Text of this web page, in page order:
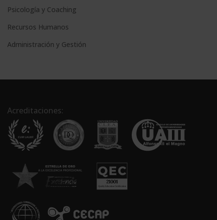
Psicología y Coaching
Recursos Humanos
Administración y Gestión
Acreditaciones: